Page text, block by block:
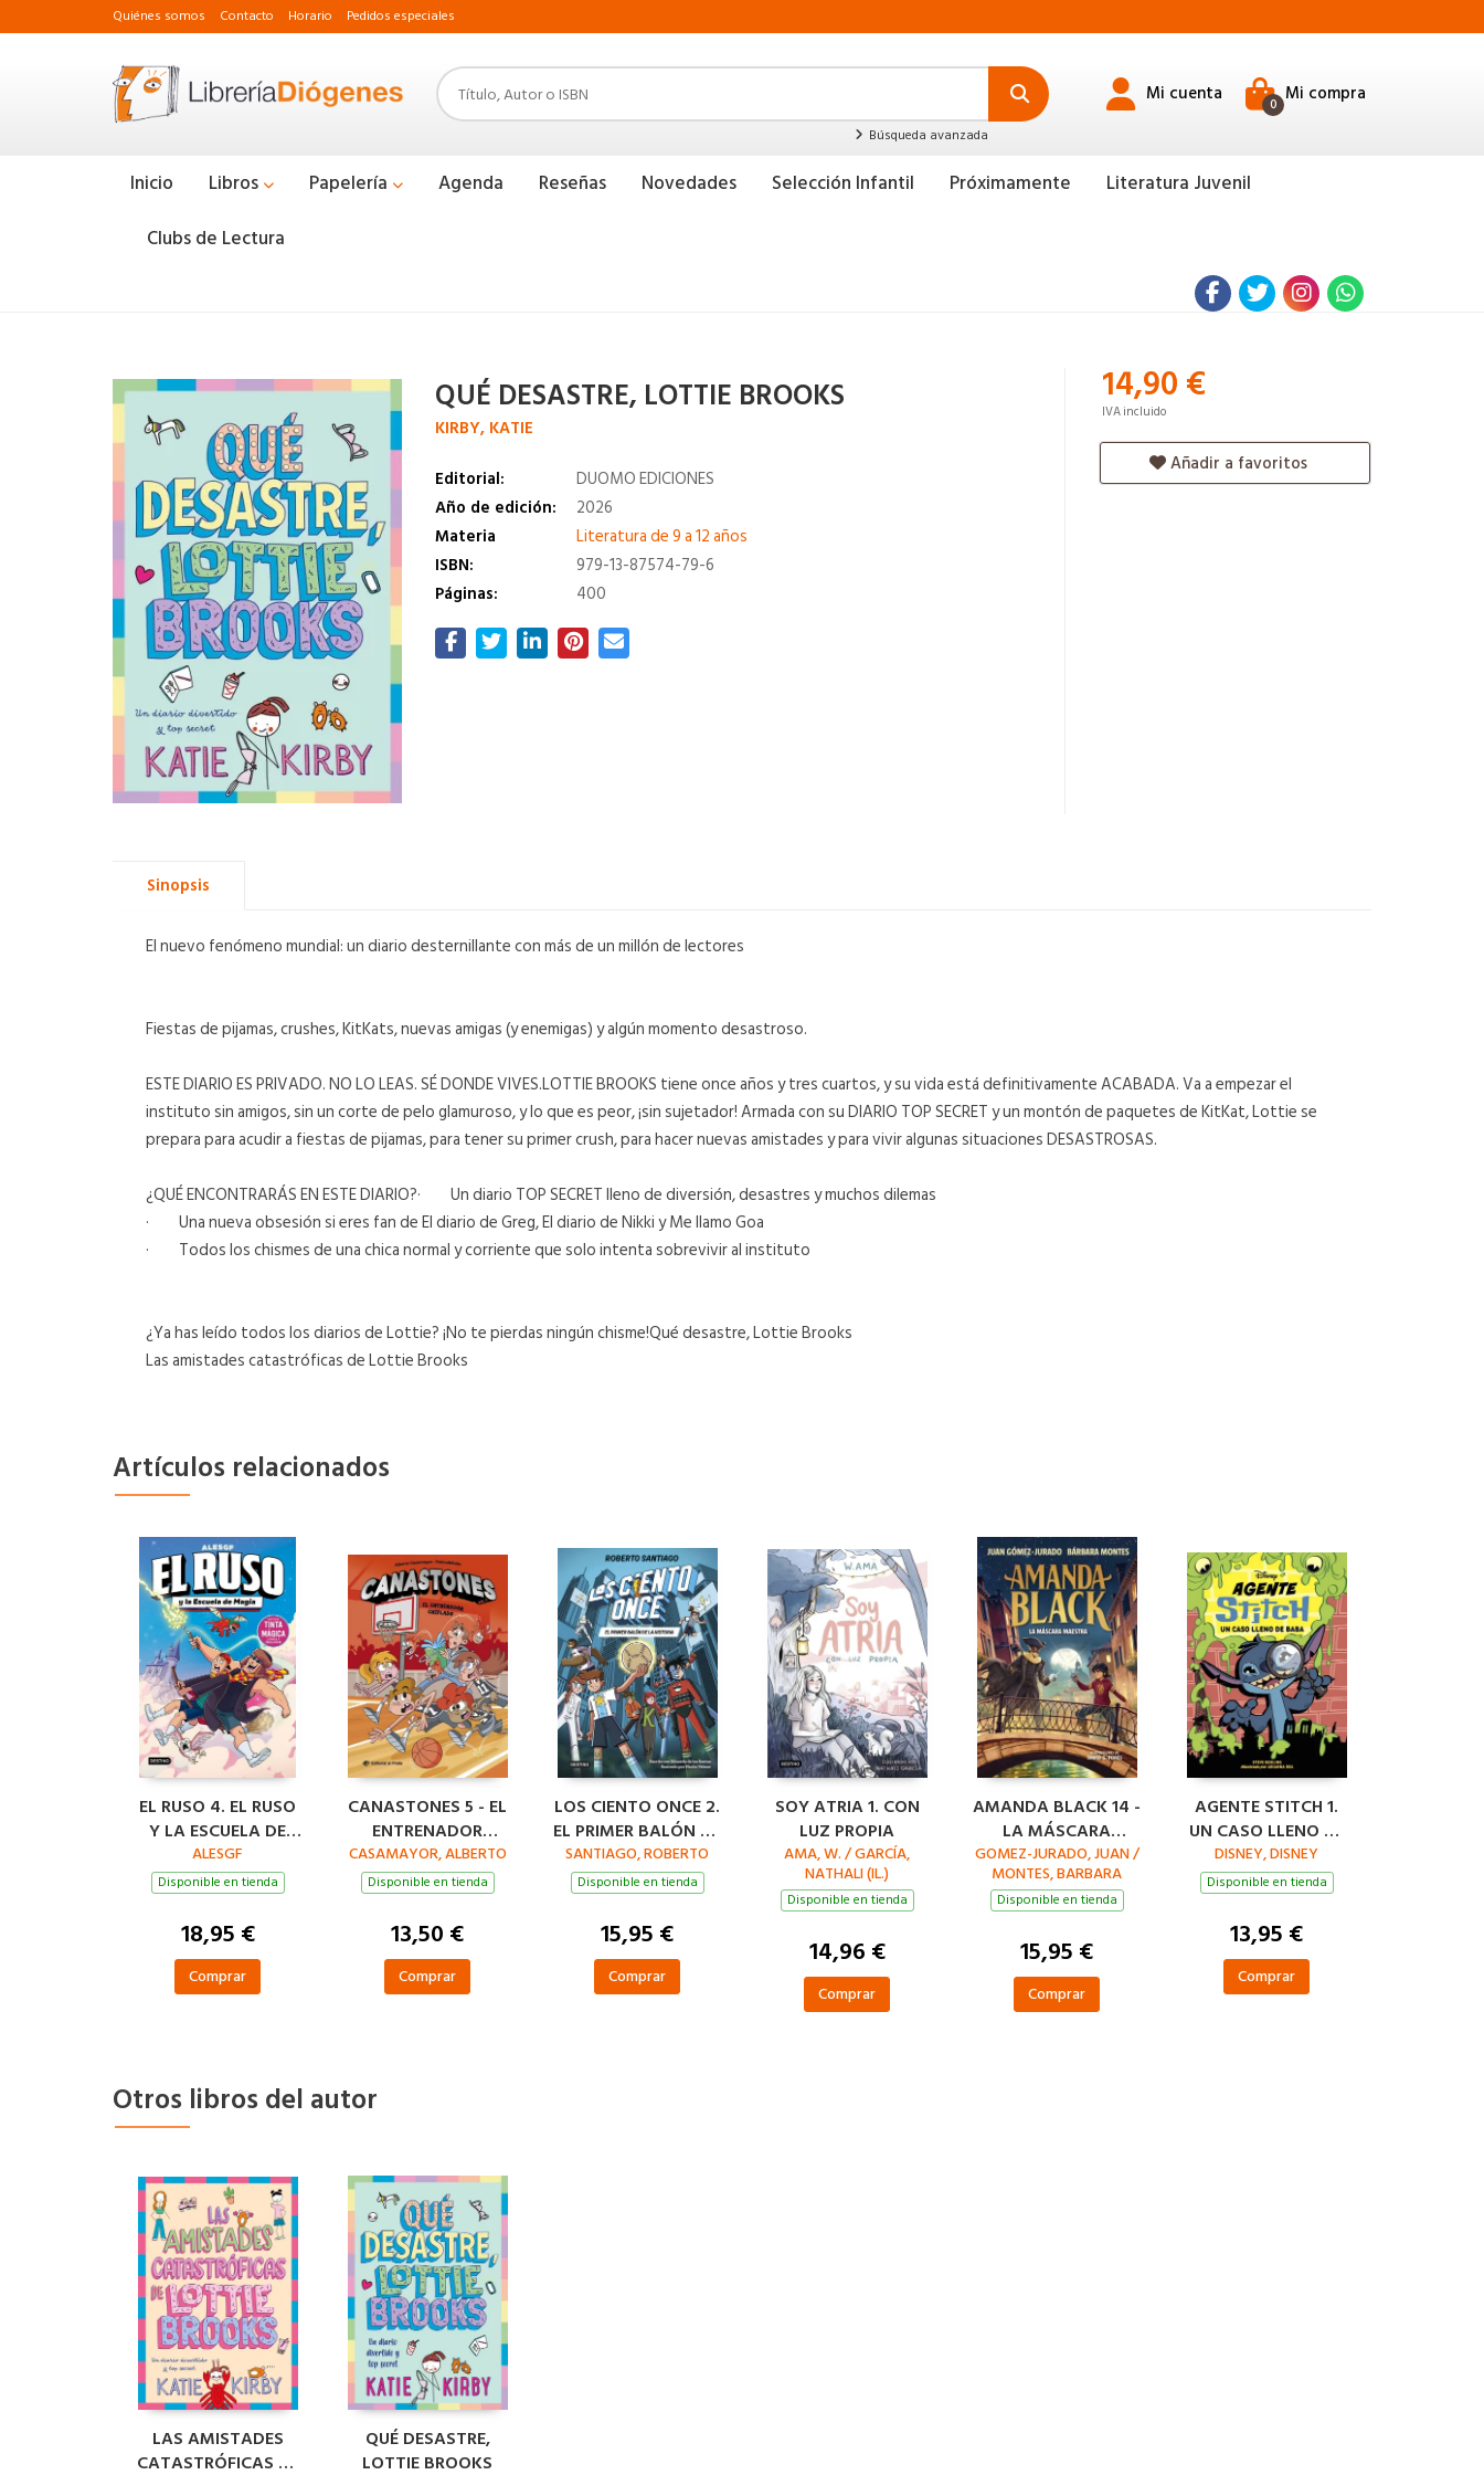
Quiénes somos Contacto Horario Pedidos especiales
Búsqueda avanzada
Mi cuenta Mi compra
0
Inicio Libros Papelería Agenda Reseñas Novedades Selección Infantil Próximamente
Literatura Juvenil
Clubs de Lectura
QUÉ DESASTRE, LOTTIE BROOKS
KIRBY, KATIE
Editorial:
DUOMO EDICIONES
Año de edición:
2026
Materia
Literatura de 9 a 12 años
ISBN:
979-13-87574-79-6
Páginas:
400
14,90 €
IVA incluido
Añadir a favoritos
Sinopsis
El nuevo fenómeno mundial: un diario desternillante con más de un millón de lectores
Fiestas de pijamas, crushes, KitKats, nuevas amigas (y enemigas) y algún momento desastroso.
ESTE DIARIO ES PRIVADO. NO LO LEAS. SÉ DONDE VIVES.LOTTIE BROOKS tiene once años y tres cuartos, y su vida está definitivamente ACABADA. Va a empezar el
instituto sin amigos, sin un corte de pelo glamuroso, y lo que es peor, ¡sin sujetador! Armada con su DIARIO TOP SECRET y un montón de paquetes de KitKat, Lottie se
prepara para acudir a fiestas de pijamas, para tener su primer crush, para hacer nuevas amistades y para vivir algunas situaciones DESASTROSAS.
¿QUÉ ENCONTRARÁS EN ESTE DIARIO?· Un diario TOP SECRET lleno de diversión, desastres y muchos dilemas
· Una nueva obsesión si eres fan de El diario de Greg, El diario de Nikki y Me llamo Goa
· Todos los chismes de una chica normal y corriente que solo intenta sobrevivir al instituto
¿Ya has leído todos los diarios de Lottie? ¡No te pierdas ningún chisme!Qué desastre, Lottie Brooks
Las amistades catastróficas de Lottie Brooks
Artículos relacionados
EL RUSO 4. EL RUSO
Y LA ESCUELA DE
MAGIA
ALESGF
Disponible en tienda
18,95 €
Comprar
CANASTONES 5 - EL
ENTRENADOR
CHIFLADO
CASAMAYOR, ALBERTO
Disponible en tienda
13,50 €
Comprar
LOS CIENTO ONCE 2.
EL PRIMER BALÓN DE
LA HISTORIA
SANTIAGO, ROBERTO
Disponible en tienda
15,95 €
Comprar
SOY ATRIA 1. CON
LUZ PROPIA
AMA, W. / GARCÍA,
NATHALI (IL.)
Disponible en tienda
14,96 €
Comprar
AMANDA BLACK 14 -
LA MÁSCARA
MAESTRA
GOMEZ-JURADO, JUAN /
MONTES, BARBARA
Disponible en tienda
15,95 €
Comprar
AGENTE STITCH 1.
UN CASO LLENO DE
BABA
DISNEY, DISNEY
Disponible en tienda
13,95 €
Comprar
Otros libros del autor
LAS AMISTADES
CATASTRÓFICAS DE
QUÉ DESASTRE,
LOTTIE BROOKS